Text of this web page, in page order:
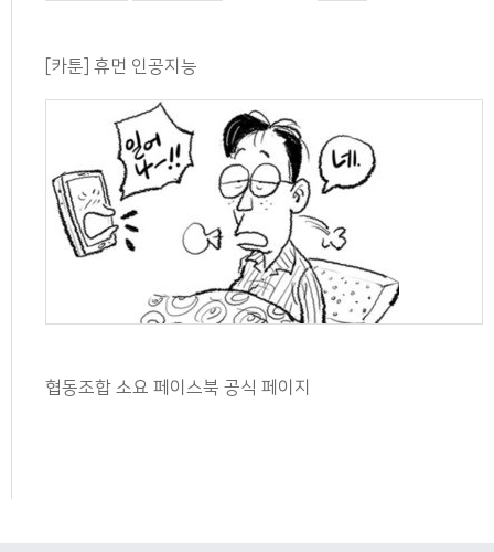
[카툰] 휴먼 인공지능
협동조합 소요 페이스북 공식 페이지